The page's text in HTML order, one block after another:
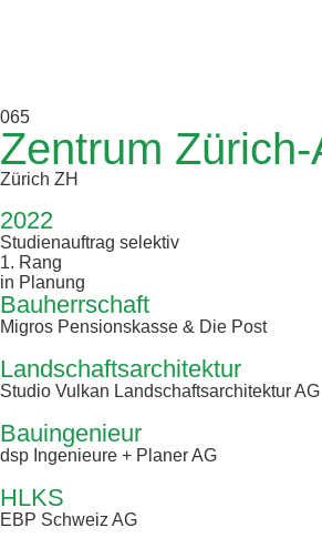
065
Zentrum
Zürich ZH
2022
Studienauftrag selektiv
1. Rang
in Planung
Bauherrschaft
Migros Pensionskasse & Die Post
Landschaftsarchitektur
Studio Vulkan Landschaftsarchitektur AG
Bauingenieur
dsp Ingenieure + Planer AG
HLKS
EBP Schweiz AG